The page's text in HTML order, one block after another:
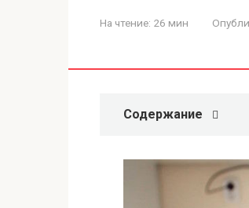
На чтение: 26 мин
Содержание